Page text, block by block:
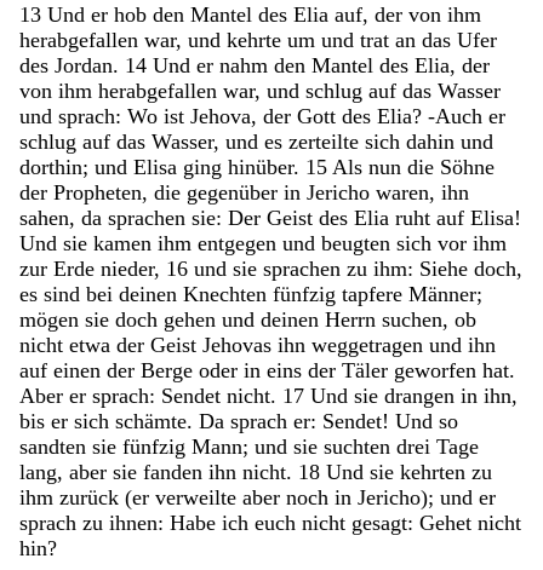
13 Und er hob den Mantel des Elia auf, der von ihm
herabgefallen war, und kehrte um und trat an das Ufer
des Jordan. 14 Und er nahm den Mantel des Elia, der
von ihm herabgefallen war, und schlug auf das Wasser
und sprach: Wo ist Jehova, der Gott des Elia? -Auch er
schlug auf das Wasser, und es zerteilte sich dahin und
dorthin; und Elisa ging hinüber. 15 Als nun die Söhne
der Propheten, die gegenüber in Jericho waren, ihn
sahen, da sprachen sie: Der Geist des Elia ruht auf Elisa!
Und sie kamen ihm entgegen und beugten sich vor ihm
zur Erde nieder, 16 und sie sprachen zu ihm: Siehe doch,
es sind bei deinen Knechten fünfzig tapfere Männer;
mögen sie doch gehen und deinen Herrn suchen, ob
nicht etwa der Geist Jehovas ihn weggetragen und ihn
auf einen der Berge oder in eins der Täler geworfen hat.
Aber er sprach: Sendet nicht. 17 Und sie drangen in ihn,
bis er sich schämte. Da sprach er: Sendet! Und so
sandten sie fünfzig Mann; und sie suchten drei Tage
lang, aber sie fanden ihn nicht. 18 Und sie kehrten zu
ihm zurück (er verweilte aber noch in Jericho); und er
sprach zu ihnen: Habe ich euch nicht gesagt: Gehet nicht
hin?